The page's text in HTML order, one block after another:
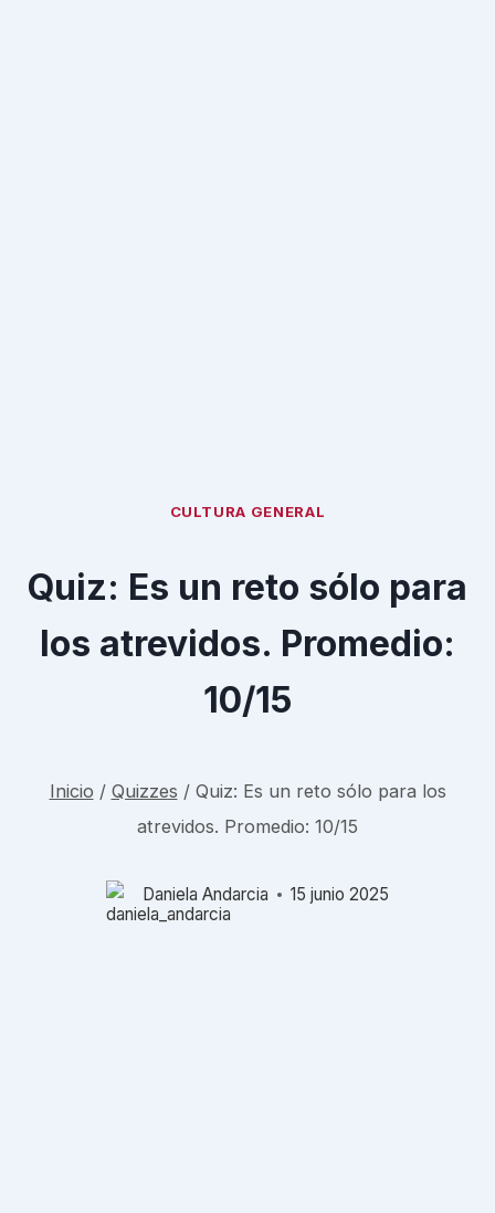
CULTURA GENERAL
Quiz: Es un reto sólo para
los atrevidos. Promedio:
10/15
Inicio / Quizzes / Quiz: Es un reto sólo para los
atrevidos. Promedio: 10/15
Daniela Andarcia 15 junio 2025